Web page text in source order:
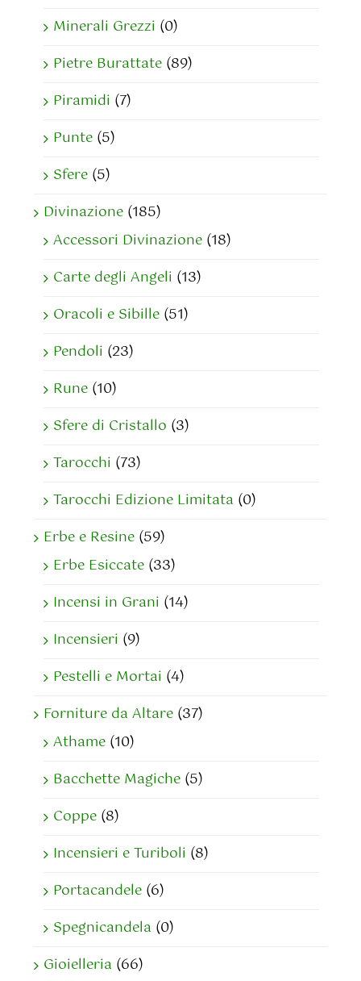
Minerali Grezzi (0)
Pietre Burattate (89)
Piramidi (7)
Punte (5)
Sfere (5)
Divinazione (185)
Accessori Divinazione (18)
Carte degli Angeli (13)
Oracoli e Sibille (51)
Pendoli (23)
Rune (10)
Sfere di Cristallo (3)
Tarocchi (73)
Tarocchi Edizione Limitata (0)
Erbe e Resine (59)
Erbe Esiccate (33)
Incensi in Grani (14)
Incensieri (9)
Pestelli e Mortai (4)
Forniture da Altare (37)
Athame (10)
Bacchette Magiche (5)
Coppe (8)
Incensieri e Turiboli (8)
Portacandele (6)
Spegnicandela (0)
Gioielleria (66)